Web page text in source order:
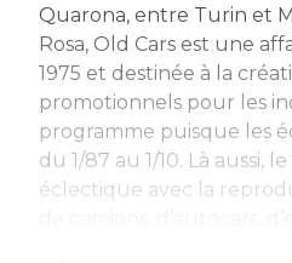
Quarona, entre Turin et
Rosa, Old Cars est une
1975 et destinée à la
promotionnels pour les
programme puisque les
du 1/87 au 1/10. Là aussi,
éclectique avec la